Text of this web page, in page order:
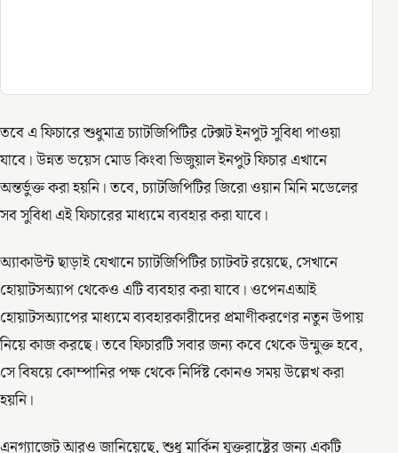
তবে এ ফিচারে শুধুমাত্র চ্যাটজিপিটির টেক্সট ইনপুট সুবিধা পাওয়া
যাবে। উন্নত ভয়েস মোড কিংবা ভিজুয়াল ইনপুট ফিচার এখানে
অন্তর্ভুক্ত করা হয়নি। তবে, চ্যাটজিপিটির জিরো ওয়ান মিনি মডেলের
সব সুবিধা এই ফিচারের মাধ্যমে ব্যবহার করা যাবে।
অ্যাকাউন্ট ছাড়াই যেখানে চ্যাটজিপিটির চ্যাটবট রয়েছে, সেখানে
হোয়াটসঅ্যাপ থেকেও এটি ব্যবহার করা যাবে। ওপেনএআই
হোয়াটসঅ্যাপের মাধ্যমে ব্যবহারকারীদের প্রমাণীকরণের নতুন উপায়
নিয়ে কাজ করছে। তবে ফিচারটি সবার জন্য কবে থেকে উন্মুক্ত হবে,
সে বিষয়ে কোম্পানির পক্ষ থেকে নির্দিষ্ট কোনও সময় উল্লেখ করা
হয়নি।
এনগ্যাজেট আরও জানিয়েছে, শুধু মার্কিন যুক্তরাষ্ট্রের জন্য একটি